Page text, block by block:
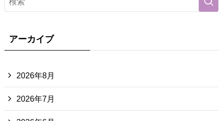
アーカイブ
2026年8月
2026年7月